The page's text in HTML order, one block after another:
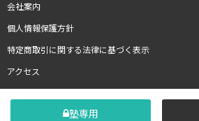
会社案内
個人情報保護方針
特定商取引に関する法律に基づく表示
アクセス
塾専用